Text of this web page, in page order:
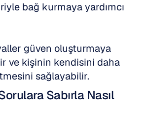
bağ kurmaya yardımcı
güven oluşturmaya
ve kişinin kendisini daha
sağlayabilir.
Sabırla Nasıl